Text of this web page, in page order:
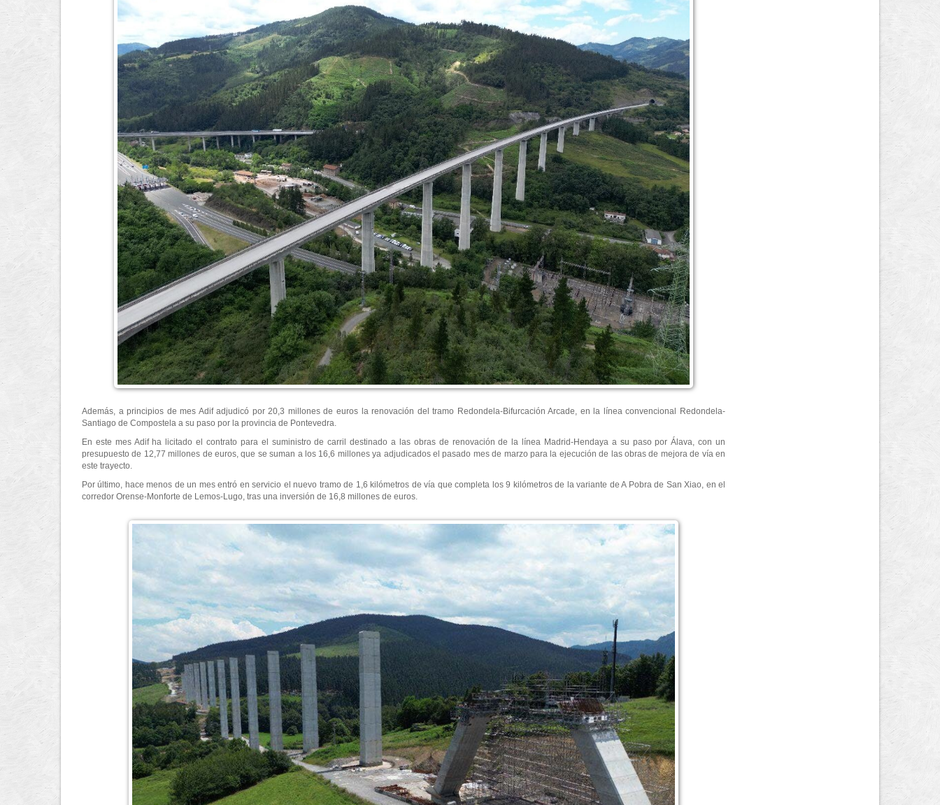
Además, a principios de mes Adif adjudicó por 20,3 millones de euros la renovación del tramo Redondela-Bifurcación Arcade, en la línea convencional Redondela-
Santiago de Compostela a su paso por la provincia de Pontevedra.
En este mes Adif ha licitado el contrato para el suministro de carril destinado a las obras de renovación de la línea Madrid-Hendaya a su paso por Álava, con un
presupuesto de 12,77 millones de euros, que se suman a los 16,6 millones ya adjudicados el pasado mes de marzo para la ejecución de las obras de mejora de vía en
este trayecto.
Por último, hace menos de un mes entró en servicio el nuevo tramo de 1,6 kilómetros de vía que completa los 9 kilómetros de la variante de A Pobra de San Xiao, en el
corredor Orense-Monforte de Lemos-Lugo, tras una inversión de 16,8 millones de euros.